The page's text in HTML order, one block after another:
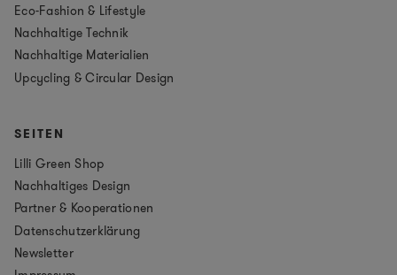
Eco-Fashion & Lifestyle
Nachhaltige Technik
Nachhaltige Materialien
Upcycling & Circular Design
SEITEN
Lilli Green Shop
Nachhaltiges Design
Partner & Kooperationen
Datenschutzerklärung
Newsletter